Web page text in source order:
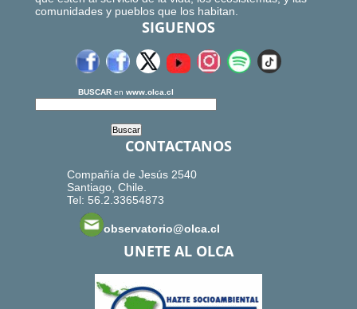
comunidades y pueblos que los habitan.
SIGUENOS
BUSCAR en www.olca.cl
CONTACTANOS
Compañía de Jesús 2540
Santiago, Chile.
Tel: 56.2.33654873
observatorio@olca.cl
UNETE AL OLCA